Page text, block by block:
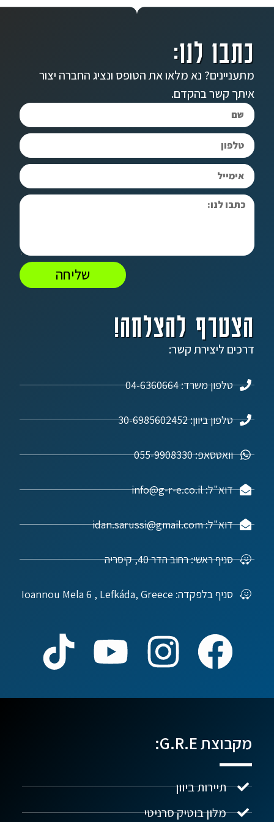
הצטרף להצלחה!
דרכים ליצירת קשר:
טלפון משרד: 04-6360664
טלפון ביוון: 30-6985602452
וואטסאפ: 055-9908330
דוא"ל: info@g-r-e.co.il
דוא"ל: idan.sarussi@gmail.com
סניף ראשי: רחוב הדר 40, קיסריה
סניף בלפקדה: Ioannou Mela 6 , Lefkáda, Greece
כתבו לנו:
מתעניינים? נא מלאו את הטופס ונציג החברה יצור
איתך קשר בהקדם.
שליחה
מקבוצת G.R.E:
תיירות ביוון
מלון בוטיק סרניטי